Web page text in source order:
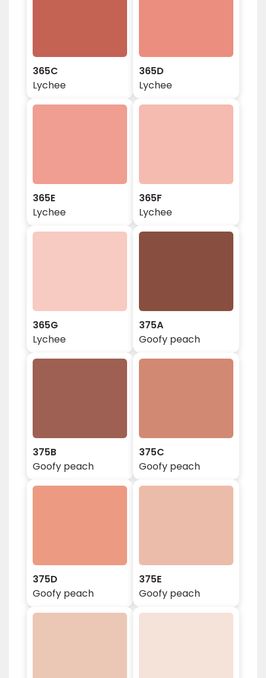
365C
Lychee
365D
Lychee
365E
Lychee
365F
Lychee
365G
Lychee
375A
Goofy peach
375B
Goofy peach
375C
Goofy peach
375D
Goofy peach
375E
Goofy peach